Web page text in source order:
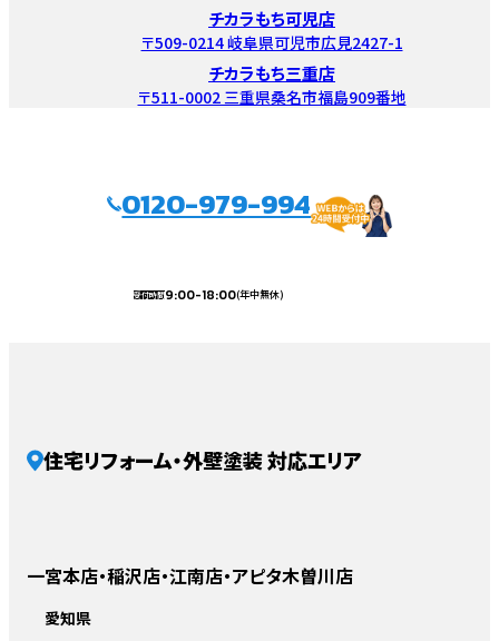
チカラもち可児店
〒509-0214 岐阜県可児市広見2427-1
チカラもち三重店
〒511-0002 三重県桑名市福島909番地
0120-979-994
受付時間9:00-18:00(年中無休)
住宅リフォーム・外壁塗装 対応エリア
一宮本店・稲沢店・江南店・アピタ木曽川店
愛知県